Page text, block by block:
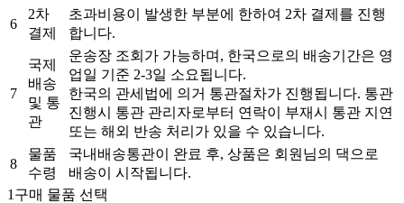
6
2차
결제
초과비용이 발생한 부분에 한하여 2차 결제를 진행
합니다.
7
국제
배송
및 통
관
운송장 조회가 가능하며, 한국으로의 배송기간은 영
업일 기준 2-3일 소요됩니다.
한국의 관세법에 의거 통관절차가 진행됩니다. 통관
진행시 통관 관리자로부터 연락이 부재시 통관 지연
또는 해외 반송 처리가 있을 수 있습니다.
8
물품
수령
국내배송통관이 완료 후, 상품은 회원님의 댁으로
배송이 시작됩니다.
1 구매 물품 선택